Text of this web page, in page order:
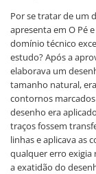
Por se tratar de um
apresenta em O Pé
domínio técnico
estudo? Após a
elaborava um
tamanho natural,
contornos
desenho era
traços fossem
linhas e aplicava as
qualquer erro exigia
a exatidão do